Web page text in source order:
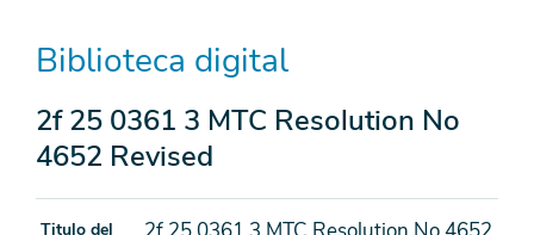
Biblioteca digital
2f 25 0361 3 MTC Resolution No
4652 Revised
Titulo del